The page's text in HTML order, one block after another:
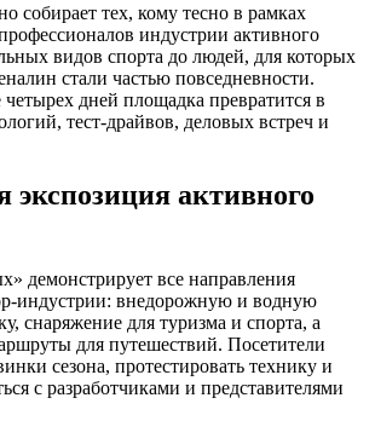
собирает тех, кому тесно в рамках
индустрии активного
видов спорта до людей, для которых
стали частью повседневности.
дней площадка превратится в
тест-драйвов, деловых встреч и
активного
демонстрирует все направления
индустрии: внедорожную и водную
снаряжение для туризма и спорта, а
для путешествий. Посетители
сезона, протестировать технику и
с разработчиками и представителями